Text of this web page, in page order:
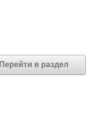
Перейти в раздел